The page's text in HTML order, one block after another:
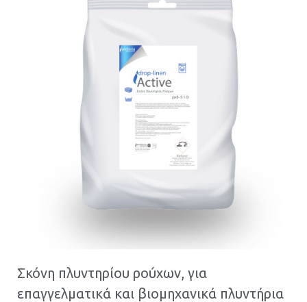
Σκόνη πλυντηρίου ρούχων, για
επαγγελματικά και βιομηχανικά πλυντήρια